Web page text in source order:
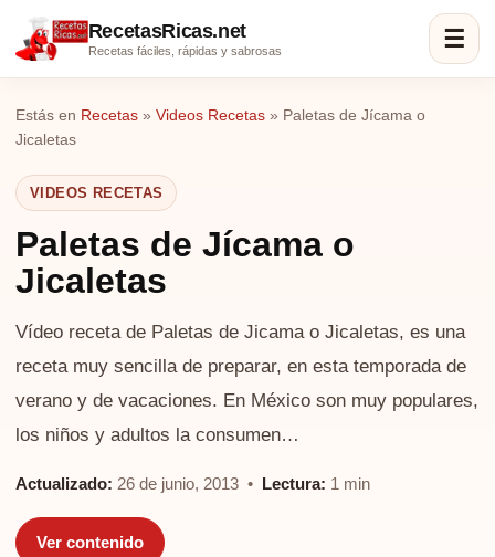
RecetasRicas.net
Recetas fáciles, rápidas y sabrosas ☰
Estás en Recetas » Videos Recetas » Paletas de Jícama o
Jicaletas
VIDEOS RECETAS
Paletas de Jícama o
Jicaletas
Vídeo receta de Paletas de Jicama o Jicaletas, es una
receta muy sencilla de preparar, en esta temporada de
verano y de vacaciones. En México son muy populares,
los niños y adultos la consumen…
Actualizado: 26 de junio, 2013 • Lectura: 1 min
Ver contenido